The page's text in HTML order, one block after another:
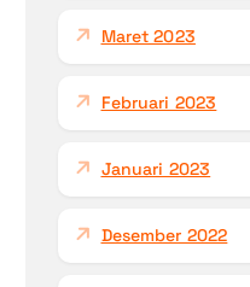
Maret 2023
Februari 2023
Januari 2023
Desember 2022